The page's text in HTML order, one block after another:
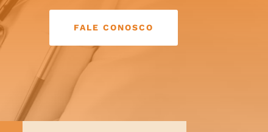
FALE CONOSCO